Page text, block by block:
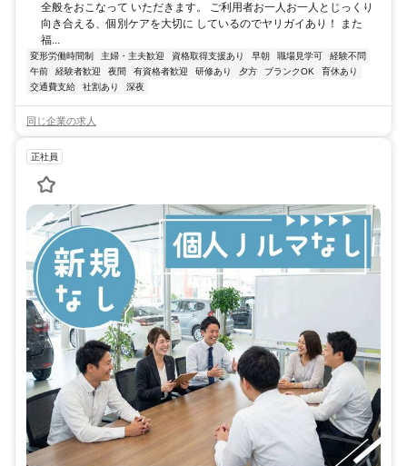
全般をおこなって いただきます。 ご利用者お一人お一人とじっくり
向き合える、個別ケアを大切に しているのでヤリガイあり！ また
福...
変形労働時間制 主婦・主夫歓迎 資格取得支援あり 早朝 職場見学可
経験不問
午前
経験者歓迎 夜間 有資格者歓迎 研修あり 夕方 ブランクOK
育休あり
交通費支給
社割あり 深夜
同じ企業の求人
正社員